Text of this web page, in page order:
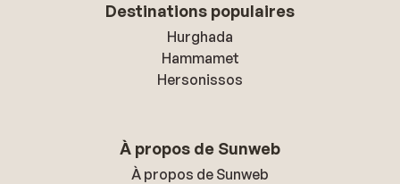
Destinations populaires
Hurghada
Hammamet
Hersonissos
À propos de Sunweb
À propos de Sunweb